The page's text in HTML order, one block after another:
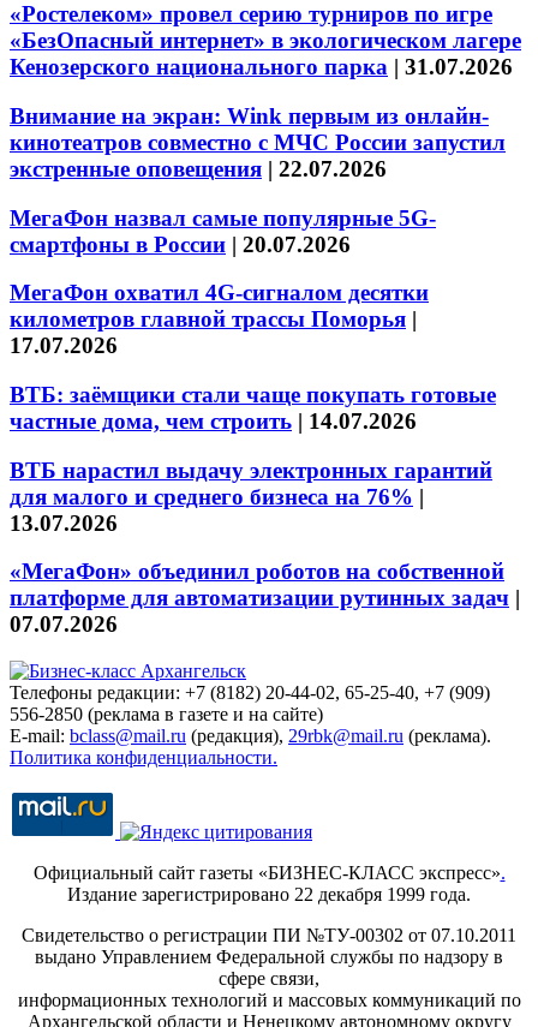
«Ростелеком» провел серию турниров по игре
«БезОпасный интернет» в экологическом лагере
Кенозерского национального парка | 31.07.2026
Внимание на экран: Wink первым из онлайн-
кинотеатров совместно с МЧС России запустил
экстренные оповещения | 22.07.2026
МегаФон назвал самые популярные 5G-
смартфоны в России | 20.07.2026
МегаФон охватил 4G-сигналом десятки
километров главной трассы Поморья |
17.07.2026
ВТБ: заёмщики стали чаще покупать готовые
частные дома, чем строить | 14.07.2026
ВТБ нарастил выдачу электронных гарантий
для малого и среднего бизнеса на 76% |
13.07.2026
«МегаФон» объединил роботов на собственной
платформе для автоматизации рутинных задач |
07.07.2026
Телефоны редакции: +7 (8182) 20-44-02, 65-25-40, +7 (909)
556-2850 (реклама в газете и на сайте)
E-mail: bclass@mail.ru (редакция), 29rbk@mail.ru (реклама).
Политика конфиденциальности.
Официальный сайт газеты «БИЗНЕС-КЛАСС экспресс».
Издание зарегистрировано 22 декабря 1999 года.
Свидетельство о регистрации ПИ №ТУ-00302 от 07.10.2011
выдано Управлением Федеральной службы по надзору в
сфере связи,
информационных технологий и массовых коммуникаций по
Архангельской области и Ненецкому автономному округу